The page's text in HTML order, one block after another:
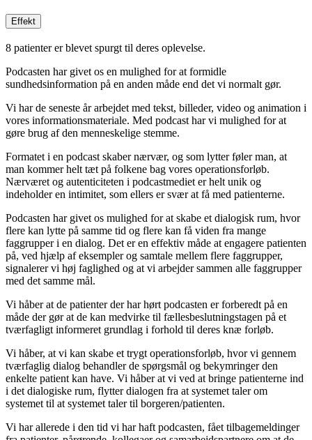
Effekt
8 patienter er blevet spurgt til deres oplevelse.
Podcasten har givet os en mulighed for at formidle
sundhedsinformation på en anden måde end det vi normalt gør.
Vi har de seneste år arbejdet med tekst, billeder, video og animation i
vores informationsmateriale. Med podcast har vi mulighed for at
gøre brug af den menneskelige stemme.
Formatet i en podcast skaber nærvær, og som lytter føler man, at
man kommer helt tæt på folkene bag vores operationsforløb.
Nærværet og autenticiteten i podcastmediet er helt unik og
indeholder en intimitet, som ellers er svær at få med patienterne.
Podcasten har givet os mulighed for at skabe et dialogisk rum, hvor
flere kan lytte på samme tid og flere kan få viden fra mange
faggrupper i en dialog. Det er en effektiv måde at engagere patienten
på, ved hjælp af eksempler og samtale mellem flere faggrupper,
signalerer vi høj faglighed og at vi arbejder sammen alle faggrupper
med det samme mål.
Vi håber at de patienter der har hørt podcasten er forberedt på en
måde der gør at de kan medvirke til fællesbeslutningstagen på et
tværfagligt informeret grundlag i forhold til deres knæ forløb.
Vi håber, at vi kan skabe et trygt operationsforløb, hvor vi gennem
tværfaglig dialog behandler de spørgsmål og bekymringer den
enkelte patient kan have. Vi håber at vi ved at bringe patienterne ind
i det dialogiske rum, flytter dialogen fra at systemet taler om
systemet til at systemet taler til borgeren/patienten.
Vi har allerede i den tid vi har haft podcasten, fået tilbagemeldinger